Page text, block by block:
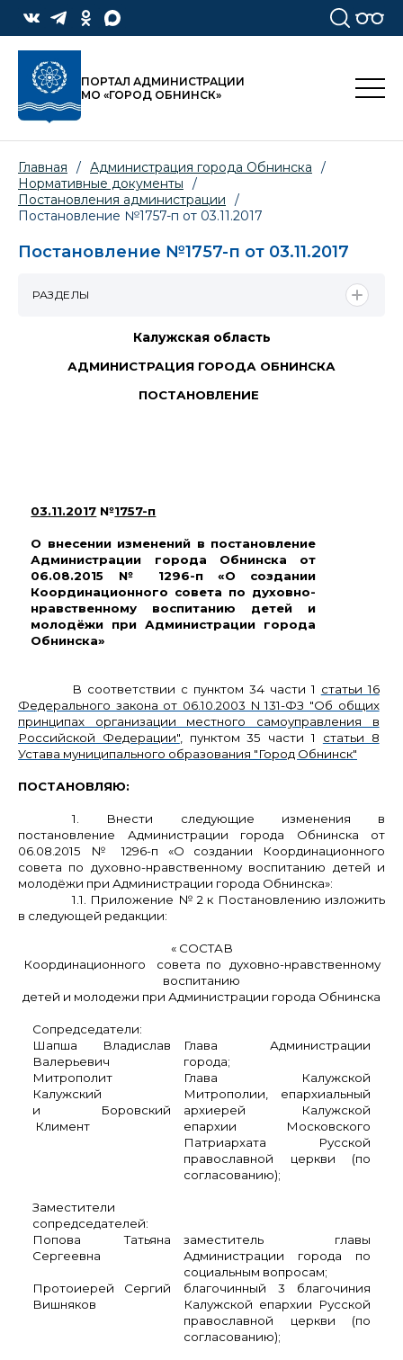
ПОРТАЛ АДМИНИСТРАЦИИ
МО «ГОРОД ОБНИНСК»
Главная / Администрация города Обнинска
/
Нормативные документы
/
Постановления администрации
/
Постановление №1757-п от 03.11.2017
Постановление №1757-п от 03.11.2017
Калужская область
АДМИНИСТРАЦИЯ ГОРОДА ОБНИНСКА
ПОСТАНОВЛЕНИЕ
03.11.2017 №1757-п
О внесении изменений в постановление
Администрации города Обнинска от
06.08.2015 № 1296-п «О создании
Координационного совета по духовно-
нравственному воспитанию детей и
молодёжи при Администрации города
Обнинска»
В соответствии с пунктом 34 части 1 статьи 16
Федерального закона от 06.10.2003 N 131-ФЗ "Об общих
принципах организации местного самоуправления в
Российской Федерации", пунктом 35 части 1 статьи 8
Устава муниципального образования "Город Обнинск"
ПОСТАНОВЛЯЮ:
1. Внести следующие изменения в
постановление Администрации города Обнинска от
06.08.2015 № 1296-п «О создании Координационного
совета по духовно-нравственному воспитанию детей и
молодёжи при Администрации города Обнинска»:
1.1. Приложение № 2 к Постановлению изложить
в следующей редакции:
« СОСТАВ
Координационного совета по духовно-нравственному
воспитанию
детей и молодежи при Администрации города Обнинска
Сопредседатели:
Шапша Владислав
Валерьевич
Глава Администрации
города;
Митрополит
Калужский
и Боровский
Климент
Глава Калужской
Митрополии, епархиальный
архиерей Калужской
епархии Московского
Патриархата Русской
православной церкви (по
согласованию);
Заместители
сопредседателей:
Попова Татьяна
Сергеевна
заместитель главы
Администрации города по
социальным вопросам;
Протоиерей Сергий
Вишняков
благочинный 3 благочиния
Калужской епархии Русской
православной церкви (по
согласованию);
РАЗДЕЛЫ